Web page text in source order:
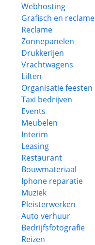
Webhosting
Grafisch en reclame
Reclame
Zonnepanelen
Drukkerijen
Vrachtwagens
Liften
Organisatie feesten
Taxi bedrijven
Events
Meubelen
Interim
Leasing
Restaurant
Bouwmateriaal
Iphone reparatie
Muziek
Pleisterwerken
Auto verhuur
Bedrijfsfotografie
Reizen